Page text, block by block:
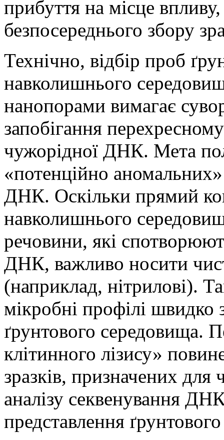
прибуття на місце
безпосереднього збору
Технічно, відбір проб
навколишнього
нанопорами вимагає
запобігання
чужорідної ДНК. Мета
«потенційно
ДНК. Оскільки прямий
навколишнього
речовини, які
ДНК, важливо носити
(наприклад, нітрилові).
мікробні профілі швидко
ґрунтового середовища.
клітинного лізису»
зразків, призначених для
аналізу секвенування
представлення